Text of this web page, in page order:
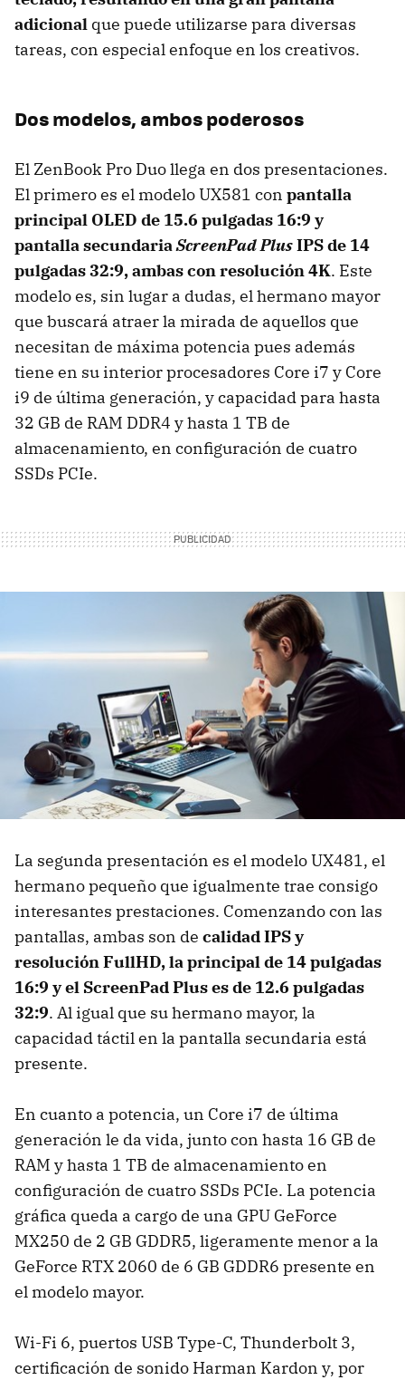
adicional que puede utilizarse para diversas
tareas, con especial enfoque en los creativos.
Dos modelos, ambos poderosos
El ZenBook Pro Duo llega en dos presentaciones.
El primero es el modelo UX581 con pantalla
principal OLED de 15.6 pulgadas 16:9 y
pantalla secundariaScreenPad PlusIPS de 14
pulgadas 32:9, ambas con resolución 4K. Este
modelo es, sin lugar a dudas, el hermano mayor
que buscará atraer la mirada de aquellos que
necesitan de máxima potencia pues además
tiene en su interior procesadores Core i7 y Core
i9 de última generación, y capacidad para hasta
32 GB de RAM DDR4 y hasta 1 TB de
almacenamiento, en configuración de cuatro
SSDs PCIe.
La segunda presentación es el modelo UX481, el
hermano pequeño que igualmente trae consigo
interesantes prestaciones. Comenzando con las
pantallas, ambas son de calidad IPS y
resolución FullHD, la principal de 14 pulgadas
16:9 y el ScreenPad Plus es de 12.6 pulgadas
32:9. Al igual que su hermano mayor, la
capacidad táctil en la pantalla secundaria está
presente.
En cuanto a potencia, un Core i7 de última
generación le da vida, junto con hasta 16 GB de
RAM y hasta 1 TB de almacenamiento en
configuración de cuatro SSDs PCIe. La potencia
gráfica queda a cargo de una GPU GeForce
MX250 de 2 GB GDDR5, ligeramente menor a la
GeForce RTX 2060 de 6 GB GDDR6 presente en
el modelo mayor.
Wi-Fi 6, puertos USB Type-C, Thunderbolt 3,
certificación de sonido Harman Kardon y, por